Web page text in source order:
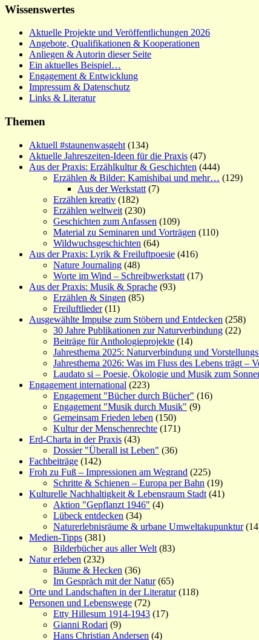
Wissenswertes
Aktuelle Projekte und Veröffentlichungen 2026
Angebote, Qualifikationen & Kooperationen
Anliegen & Autorin dieser Seite
Ein aktuelles Beispiel…
Engagement & Entwicklung
Impressum & Datenschutz
Links & Literatur
Themen
Aktuell #staunenwasgeht (134)
Aktuelle Jahreszeiten-Ideen für die Praxis (47)
Aus der Praxis: Erzählkultur & Geschichten (444)
Erzählen & Bilder: Kamishibai und mehr… (129)
Aus der Werkstatt (7)
Erzählen kreativ (182)
Erzählen weltweit (230)
Geschichten zum Anfassen (109)
Material zu Seminaren und Vorträgen (110)
Wildwuchsgeschichten (64)
Aus der Praxis: Lyrik & Freiluftpoesie (416)
Nature Journaling (48)
Worte im Wind – Schreibwerkstatt (17)
Aus der Praxis: Musik & Sprache (93)
Erzählen & Singen (85)
Freiluftlieder(11)
Ausgewählte Impulse zum Stöbern und Entdecken (258)
30 Jahre Publikationen zur Naturverbindung (22)
Beiträge für Anthologieprojekte (14)
Jahresthema 2025: Naturverbindung und
Jahresthema 2026: Was im Fluss des Lebens trägt –
Laudato si – Poesie, Ökologie und Musik zum
Engagement international (223)
Engagement "Bücher durch Bücher" (16)
Engagement "Musik durch Musik" (9)
Gemeinsam Frieden leben (150)
Kultur der Menschenrechte (171)
Erd-Charta in der Praxis (43)
Dossier "Überall ist Leben" (36)
Fachbeiträge (142)
Froh zu Fuß – Impressionen am Wegrand (225)
Schritte & Schienen – Europa per Bahn (19)
Kulturelle Nachhaltigkeit & Lebensraum Stadt (41)
Aktion "Gepflanzt 1946" (4)
Lübeck entdecken (34)
Naturerlebnisräume & urbane Umweltakupunktur
Medien-Tipps (381)
Bilderbücher aus aller Welt (83)
Natur erleben (232)
Bäume & Hecken (36)
Im Gespräch mit der Natur(65)
Orte und Landschaften in der Literatur(118)
Personen und Lebenswege (72)
Etty Hillesum 1914-1943 (17)
Gianni Rodari (9)
Hans Christian Andersen (4)